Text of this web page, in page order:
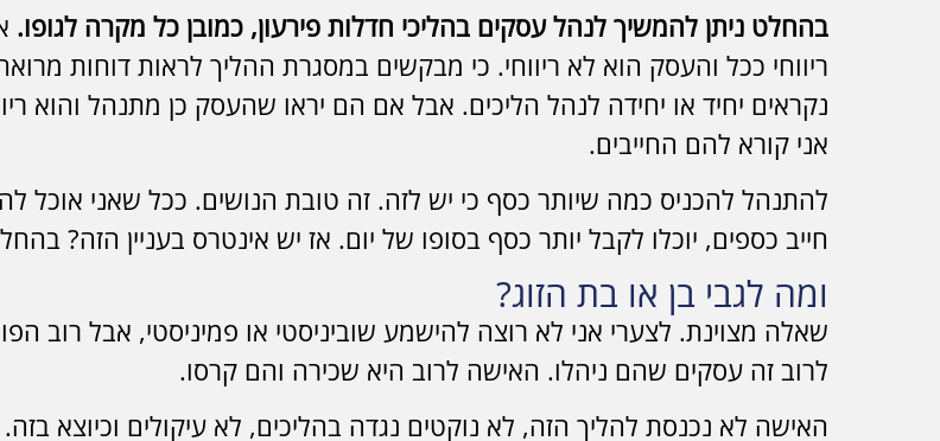
בהחלט ניתן להמשיך לנהל עסקים בהליכי חדלות פירעון, כמובן כל מקרה לגופו.
ריווחי ככל והעסק הוא לא ריווחי. כי מבקשים במסגרת ההליך לראות דוחות
נקראים יחיד או יחידה לנהל הליכים. אבל אם הם יראו שהעסק כן מתנהל והוא
אני קורא להם החייבים.
להתנהל להכניס כמה שיותר כסף כי יש לזה. זה טובת הנושים. ככל שאני אוכל
חייב כספים, יוכלו לקבל יותר כסף בסופו של יום. אז יש אינטרס בעניין הזה?
ומה לגבי בן או בת הזוג?
שאלה מצוינת. לצערי אני לא רוצה להישמע שוביניסטי או פמיניסטי, אבל רוב
לרוב זה עסקים שהם ניהלו. האישה לרוב היא שכירה והם קרסו.
האישה לא נכנסת להליך הזה, לא נוקטים נגדה בהליכים, לא עיקולים וכיוצא